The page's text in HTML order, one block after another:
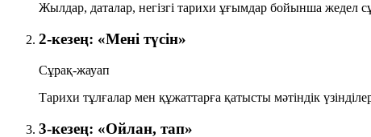
Жылдар, даталар, негізгі тарихи ұғымдар бойынша жедел
2-кезең: «Мені түсін»
Сұрақ-жауап
Тарихи тұлғалар мен құжаттарға қатысты мәтіндік
3-кезең: «Ойлан, тап»